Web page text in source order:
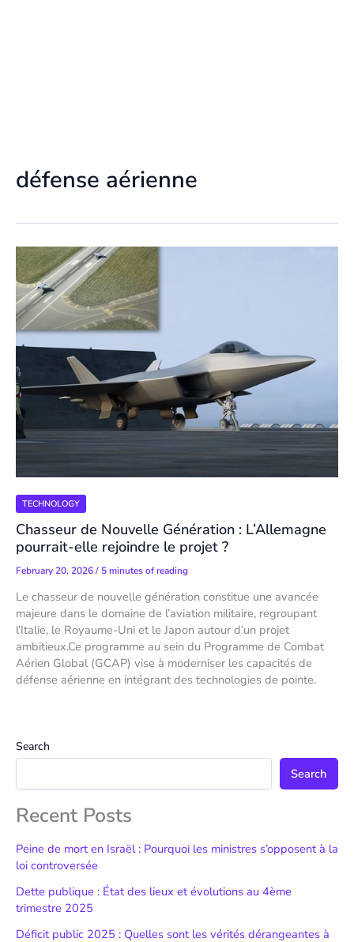
défense aérienne
TECHNOLOGY
Chasseur de Nouvelle Génération : L’Allemagne
pourrait-elle rejoindre le projet ?
February 20, 2026/ 5 minutes of reading
Le chasseur de nouvelle génération constitue une avancée
majeure dans le domaine de l’aviation militaire, regroupant
l’Italie, le Royaume-Uni et le Japon autour d’un projet
ambitieux.Ce programme au sein du Programme de Combat
Aérien Global (GCAP) vise à moderniser les capacités de
défense aérienne en intégrant des technologies de pointe.
Search
Search
Recent Posts
Peine de mort en Israël : Pourquoi les ministres s’opposent à la
loi controversée
Dette publique : État des lieux et évolutions au 4ème
trimestre 2025
Déficit public 2025 : Quelles sont les vérités dérangeantes à